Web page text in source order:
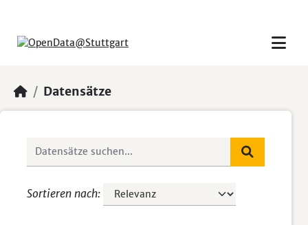
Datensätze
Sortieren nach